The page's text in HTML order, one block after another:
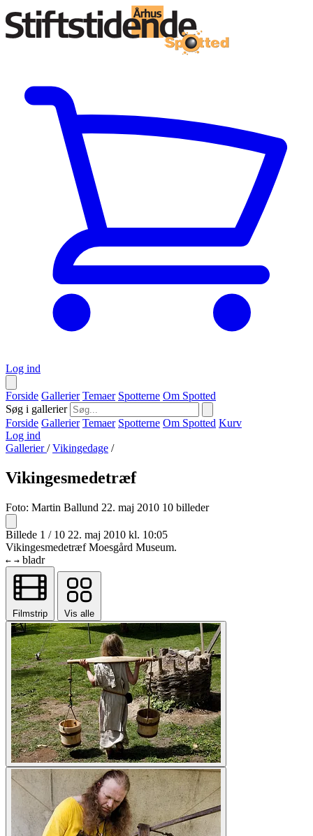
Log ind
Forside Gallerier Temaer Spotterne Om Spotted
Søg i gallerier
Forside Gallerier Temaer Spotterne Om Spotted Kurv
Log ind
Gallerier/ Vikingedage /
Vikingesmedetræf
Foto: Martin Ballund 22. maj 2010 10 billeder
Billede 1 / 10 22. maj 2010 kl. 10:05
Vikingesmedetræf Moesgård Museum.
← → bladr
Filmstrip Vis alle